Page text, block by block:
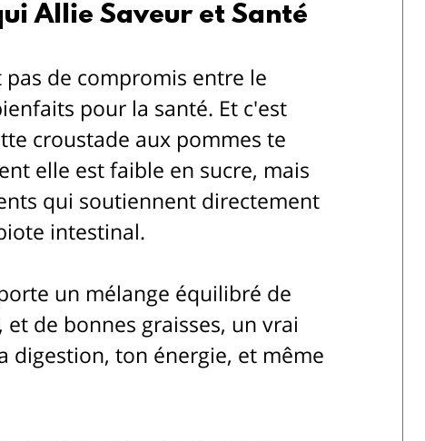
Allie Saveur et Santé
pas de compromis entre le
pour la santé. Et c'est
croustade aux pommes te
elle est faible en sucre, mais
qui soutiennent directement
intestinal.
un mélange équilibré de
de bonnes graisses, un vrai
digestion, ton énergie, et même